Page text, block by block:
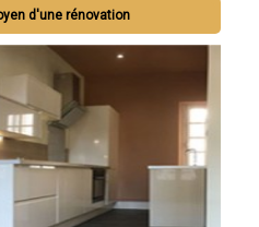
d'une rénovation